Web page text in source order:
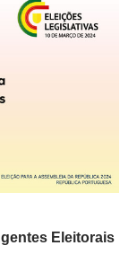
Eleitorais